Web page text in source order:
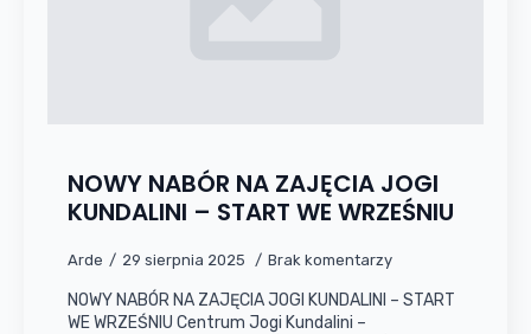
NOWY NABÓR NA ZAJĘCIA JOGI
KUNDALINI – START WE WRZEŚNIU
Arde 29 sierpnia 2025 Brak komentarzy
NOWY NABÓR NA ZAJĘCIA JOGI KUNDALINI – START
WE WRZEŚNIU Centrum Jogi Kundalini –